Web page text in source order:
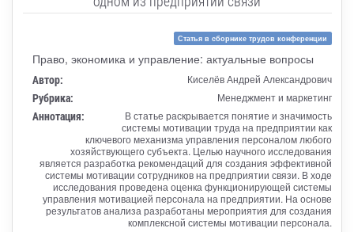
Статья в сборнике трудов конференции
Право, экономика и управление: актуальные вопросы
Автор: Киселёв Андрей Александрович
Рубрика: Менеджмент и маркетинг
Аннотация:
В статье раскрывается понятие и значимость
системы мотивации труда на предприятии как
ключевого механизма управления персоналом любого
хозяйствующего субъекта. Целью научного исследования
является разработка рекомендаций для создания эффективной
системы мотивации сотрудников на предприятии связи. В ходе
исследования проведена оценка функционирующей системы
управления мотивацией персонала на предприятии. На основе
результатов анализа разработаны мероприятия для создания
комплексной системы мотивации персонала.